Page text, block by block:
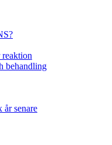
behandling
år senare